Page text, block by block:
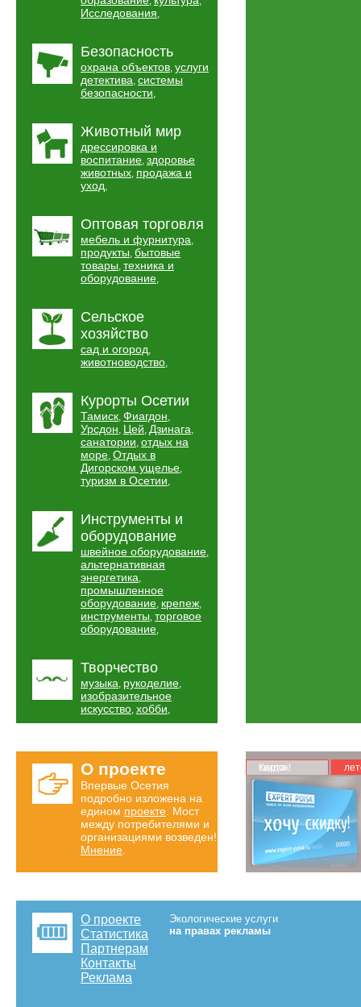
Исследования,
Безопасность
охрана объектов, услуги
детектива, системы
безопасности,
Животный мир
дрессировка и
воспитание, здоровье
животных, продажа и
уход,
Оптовая торговля
мебель и фурнитура,
продукты, бытовые
товары, техника и
оборудование,
Сельское
хозяйство
сад и огород,
животноводство,
Курорты Осетии
Тамиск, Фиагдон,
Урсдон, Цей, Дзинага,
санатории, отдых на
море, Отдых в
Дигорском ущелье,
туризм в Осетии,
Инструменты и
оборудование
швейное оборудование,
альтернативная
энергетика,
промышленное
оборудование, крепеж,
инструменты, торговое
оборудование,
Творчество
музыка, рукоделие,
изобразительное
искусство, хобби,
О проекте
Впервые Осетия
подробно изложена на
едином проекте . Мост
между потребителями и
организациями возведен!
Мнение
Карта скидок!
О проекте
Статистика
Партнерам
Контакты
Реклама
Экологические услуги
на правах рекламы